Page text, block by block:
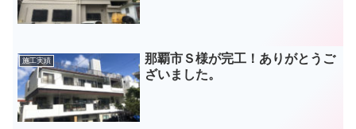
施工実績
那覇市Ｓ様が完工！ありがとうご
ざいました。